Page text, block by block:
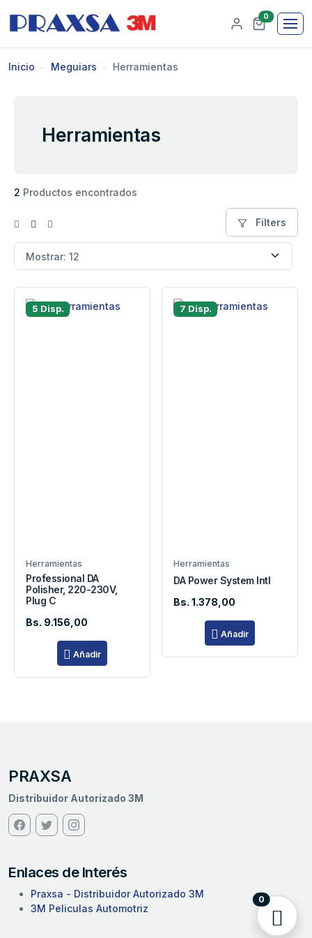
0
0
Inicio Meguiars Herramientas
Herramientas
2 Productos encontrados
Filters
5 Disp.
Herramientas
Professional DA
Polisher, 220-230V,
Plug C
Bs. 9.156,00
Añadir
7 Disp.
Herramientas
DA Power System Intl
Bs. 1.378,00
Añadir
PRAXSA
Distribuidor Autorizado 3M
Enlaces de Interés
Praxsa - Distribuidor Autorizado 3M
3M Peliculas Automotriz